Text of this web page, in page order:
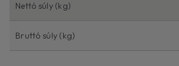
Nettó súly (kg)
Bruttó súly (kg)